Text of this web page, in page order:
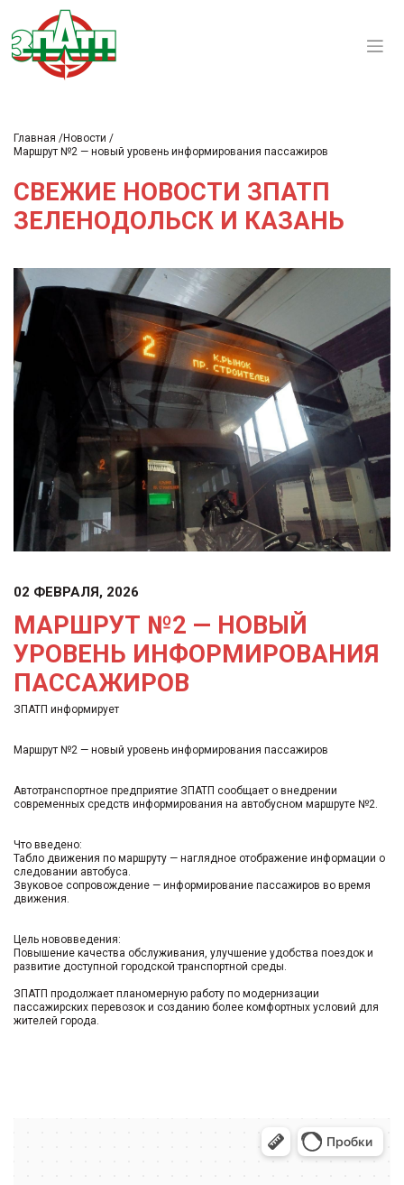
Главная
Новости
Маршрут №2 — новый уровень информирования пассажиров
СВЕЖИЕ НОВОСТИ ЗПАТП
ЗЕЛЕНОДОЛЬСК И КАЗАНЬ
02 ФЕВРАЛЯ, 2026
МАРШРУТ №2 — НОВЫЙ
УРОВЕНЬ ИНФОРМИРОВАНИЯ
ПАССАЖИРОВ
ЗПАТП информирует
Маршрут №2 — новый уровень информирования пассажиров
Автотранспортное предприятие ЗПАТП сообщает о внедрении
современных средств информирования на автобусном маршруте №2.
Что введено:
Табло движения по маршруту — наглядное отображение информации о
следовании автобуса.
Звуковое сопровождение — информирование пассажиров во время
движения.
Цель нововведения:
Повышение качества обслуживания, улучшение удобства поездок и
развитие доступной городской транспортной среды.
ЗПАТП продолжает планомерную работу по модернизации
пассажирских перевозок и созданию более комфортных условий для
жителей города.